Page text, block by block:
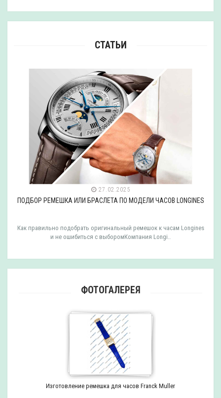
СТАТЬИ
27.02.2025
ПОДБОР РЕМЕШКА ИЛИ БРАСЛЕТА ПО МОДЕЛИ ЧАСОВ LONGINES
Как правильно подобрать оригинальный ремешок к часам Longines
и не ошибиться с выборомКомпания Longi..
ФОТОГАЛЕРЕЯ
Изготовление ремешка для часов Franck Muller